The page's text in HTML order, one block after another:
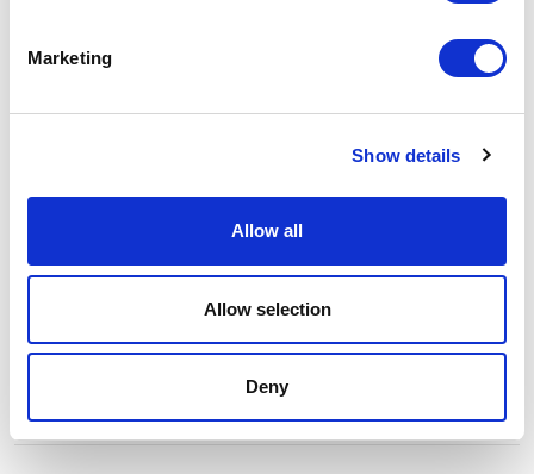
Marketing
Show details
Allow all
Allow selection
Deny